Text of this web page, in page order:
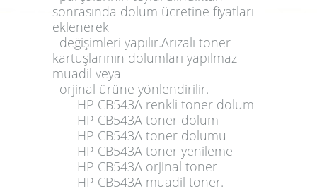
sonrasında dolum ücretine fiyatları
eklenerek
değişimleri yapılır.Arızalı toner
kartuşlarının dolumları yapılmaz
muadil veya
orjinal ürüne yönlendirilir.
HP CB543A renkli toner dolum
HP CB543A toner dolum
HP CB543A toner dolumu
HP CB543A toner yenileme
HP CB543A orjinal toner
HP CB543A muadil toner.